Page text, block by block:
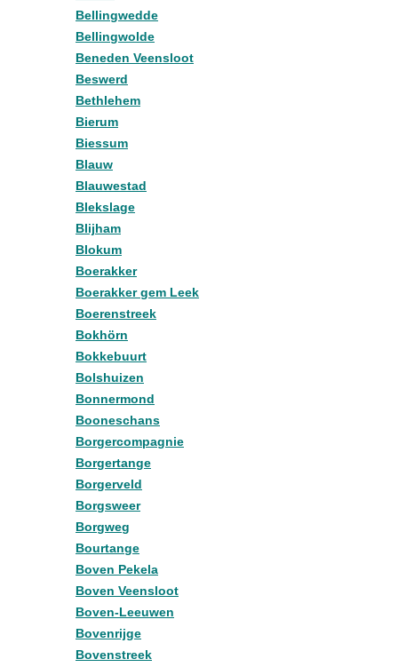
Bellingwedde
Bellingwolde
Beneden Veensloot
Beswerd
Bethlehem
Bierum
Biessum
Blauw
Blauwestad
Blekslage
Blijham
Blokum
Boerakker
Boerakker gem Leek
Boerenstreek
Bokhörn
Bokkebuurt
Bolshuizen
Bonnermond
Booneschans
Borgercompagnie
Borgertange
Borgerveld
Borgsweer
Borgweg
Bourtange
Boven Pekela
Boven Veensloot
Boven-Leeuwen
Bovenrijge
Bovenstreek